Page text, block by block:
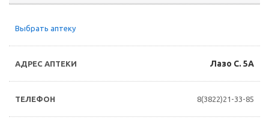
Выбрать аптеку
Лазо С. 5А
8(3822)21-33-85